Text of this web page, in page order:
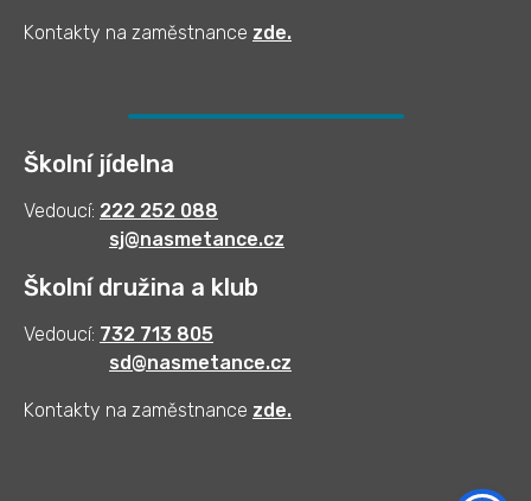
Kontakty na zaměstnance zde.
Školní jídelna
Vedoucí: 222 252 088
sj@nasmetance.cz
Školní družina a klub
Vedoucí: 732 713 805
sd@nasmetance.cz
Kontakty na zaměstnance zde.